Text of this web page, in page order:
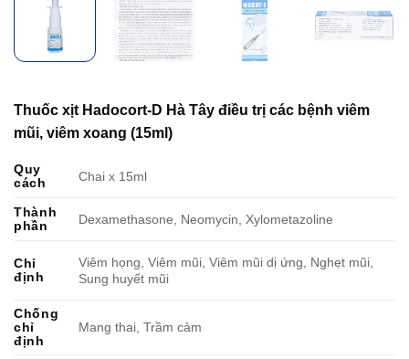
Thuốc xịt Hadocort-D Hà Tây điều trị các bệnh viêm
mũi, viêm xoang (15ml)
Quy
cách
Chai x 15ml
Thành
phần
Dexamethasone, Neomycin, Xylometazoline
Chỉ
định
Viêm họng, Viêm mũi, Viêm mũi dị ứng, Nghẹt mũi,
Sung huyết mũi
Chống
chỉ
định
Mang thai, Trầm cảm